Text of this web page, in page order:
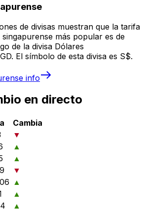
de divisas muestran que la tarifa
más popular es de
de la divisa Dólares
El símbolo de esta divisa es S$.
info
en directo
Cambia
▼
▲
▲
▼
▲
▲
▲